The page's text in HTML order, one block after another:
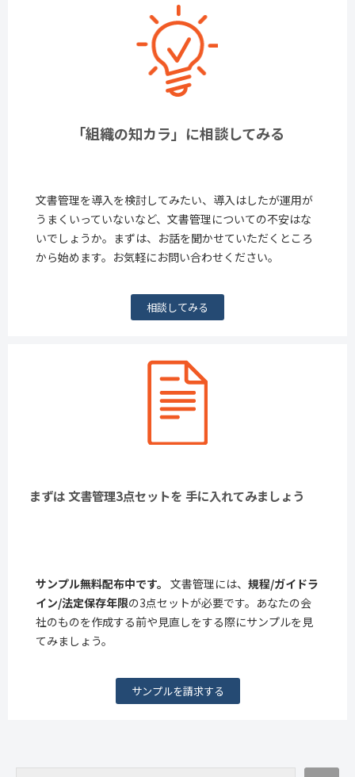
「組織の知カラ」に相談してみる
文書管理を導入を検討してみたい、導入はしたが運用が
うまくいっていないなど、文書管理についての不安はな
いでしょうか。まずは、お話を聞かせていただくところ
から始めます。お気軽にお問い合わせください。
相談してみる
まずは 文書管理3点セットを 手に入れてみましょう
サンプル無料配布中です。 文書管理には、 規程/ガイドラ
イン/法定保存年限の3点セットが必要です。あなたの会
社のものを作成する前や見直しをする際にサンプルを見
てみましょう。
サンプルを請求する